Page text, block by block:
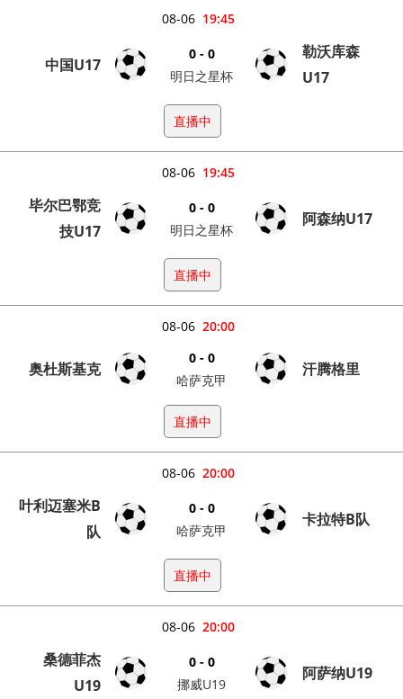
19:45
08-06
中国U17
0 - 0
明日之星杯
勒沃库森
U17
直播中
19:45
08-06
毕尔巴鄂竞
技U17
0 - 0
明日之星杯
阿森纳U17
直播中
20:00
08-06
奥杜斯基克
0 - 0
哈萨克甲
汗腾格里
直播中
20:00
08-06
叶利迈塞米B
队
0 - 0
哈萨克甲
卡拉特B队
直播中
20:00
08-06
桑德菲杰
U19
0 - 0
挪威U19
阿萨纳U19